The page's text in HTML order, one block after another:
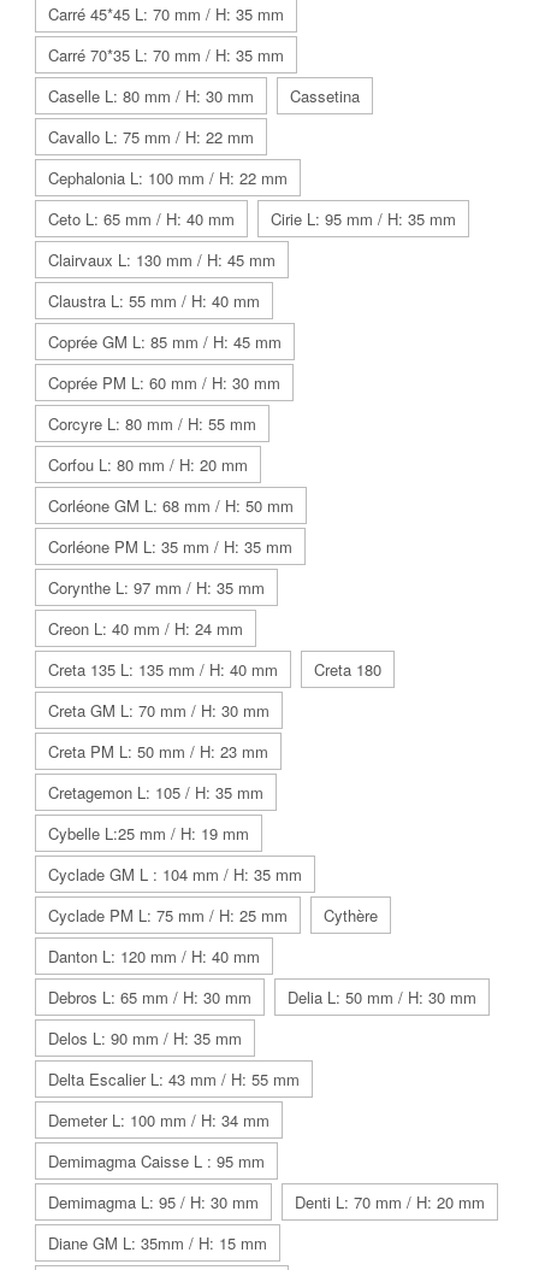
Carré 45*45 L: 70 mm / H: 35 mm
Carré 70*35 L: 70 mm / H: 35 mm
Caselle L: 80 mm / H: 30 mm
Cassetina
Cavallo L: 75 mm / H: 22 mm
Cephalonia L: 100 mm / H: 22 mm
Ceto L: 65 mm / H: 40 mm
Cirie L: 95 mm / H: 35 mm
Clairvaux L: 130 mm / H: 45 mm
Claustra L: 55 mm / H: 40 mm
Coprée GM L: 85 mm / H: 45 mm
Coprée PM L: 60 mm / H: 30 mm
Corcyre L: 80 mm / H: 55 mm
Corfou L: 80 mm / H: 20 mm
Corléone GM L: 68 mm / H: 50 mm
Corléone PM L: 35 mm / H: 35 mm
Corynthe L: 97 mm / H: 35 mm
Creon L: 40 mm / H: 24 mm
Creta 135 L: 135 mm / H: 40 mm
Creta 180
Creta GM L: 70 mm / H: 30 mm
Creta PM L: 50 mm / H: 23 mm
Cretagemon L: 105 / H: 35 mm
Cybelle L:25 mm / H: 19 mm
Cyclade GM L : 104 mm / H: 35 mm
Cyclade PM L: 75 mm / H: 25 mm
Cythère
Danton L: 120 mm / H: 40 mm
Debros L: 65 mm / H: 30 mm
Delia L: 50 mm / H: 30 mm
Delos L: 90 mm / H: 35 mm
Delta Escalier L: 43 mm / H: 55 mm
Demeter L: 100 mm / H: 34 mm
Demimagma Caisse L : 95 mm
Demimagma L: 95 / H: 30 mm
Denti L: 70 mm / H: 20 mm
Diane GM L: 35mm / H: 15 mm